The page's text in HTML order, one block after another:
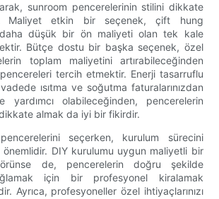
sunroom pencerelerinin stilini dikkate
Maliyet etkin bir seçenek, çift hung
düşük bir ön maliyeti olan tek kale
Bütçe dostu bir başka seçenek, özel
toplam maliyetini artırabileceğinden
tercih etmektir. Enerji tasarruflu
ısıtma ve soğutma faturalarınızdan
yardımcı olabileceğinden, pencerelerin
almak da iyi bir fikirdir.
seçerken, kurulum sürecini
DIY kurulumu uygun maliyetli bir
de, pencerelerin doğru şekilde
için bir profesyonel kiralamak
Ayrıca, profesyoneller özel ihtiyaçlarınızı